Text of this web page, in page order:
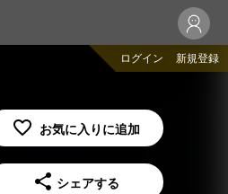
ログイン 新規登録
share シェアする